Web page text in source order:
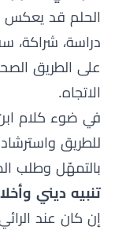
الحلم قد يعكس
دراسة، شراكة،
على الطريق
الاتجاه.
في ضوء كلام
للطريق
بالتمهّل وطلب
تنبيه ديني
إن كان عند